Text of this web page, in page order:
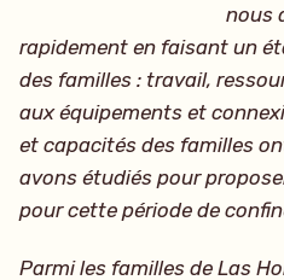
nous
rapidement en faisant un
des familles : travail,
aux équipements et
et capacités des familles
avons étudiés pour
pour cette période de
Parmi les familles de Las